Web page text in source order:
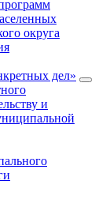
округа
дел»
и